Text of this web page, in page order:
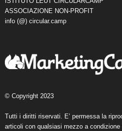
ASSOCIAZIONE NON-PROFIT
info (@) circular.camp
© Copyright 2023
Tutti i diritti riservati. E’ permessa la
articoli con qualsiasi mezzo a